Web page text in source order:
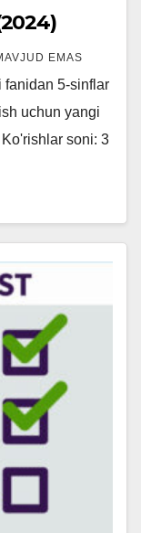
EMAS
fanidan 5-sinflar
uchun yangi
soni: 3